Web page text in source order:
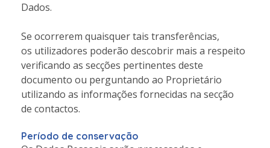
Dados.
Se ocorrerem quaisquer tais transferências,
os utilizadores poderão descobrir mais a respeito
verificando as secções pertinentes deste
documento ou perguntando ao Proprietário
utilizando as informações fornecidas na secção
de contactos.
Período de conservação